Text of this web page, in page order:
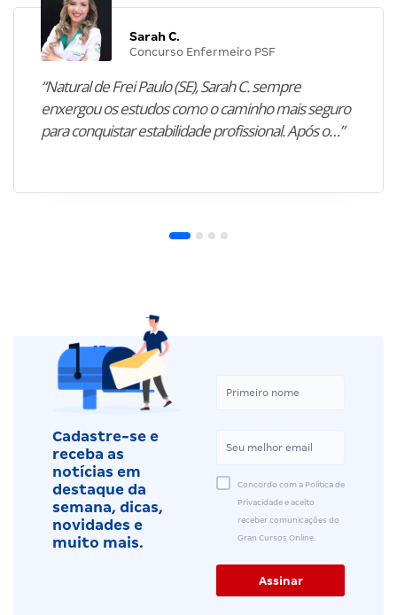
Sarah C.
Concurso Enfermeiro PSF
“Natural de Frei Paulo (SE), Sarah C. sempre
enxergou os estudos como o caminho mais seguro
para conquistar estabilidade profissional. Após o…”
Cadastre-se e
receba as
notícias em
destaque da
semana, dicas,
novidades e
muito mais.
Concordo com a Política de
Privacidade e aceito
receber comunicações do
Gran Cursos Online.